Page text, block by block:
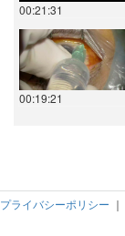
00:21:31
00:19:21
プライバシーポリシー ｜